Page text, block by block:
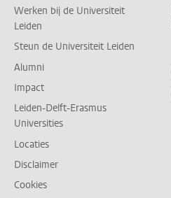
Werken bij de Universiteit
Leiden
Steun de Universiteit Leiden
Alumni
Impact
Leiden-Delft-Erasmus
Universities
Locaties
Disclaimer
Cookies